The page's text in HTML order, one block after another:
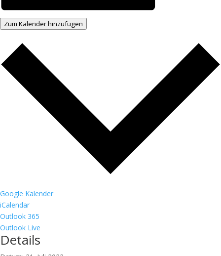
Zum Kalender hinzufügen
Google Kalender
iCalendar
Outlook 365
Outlook Live
Details